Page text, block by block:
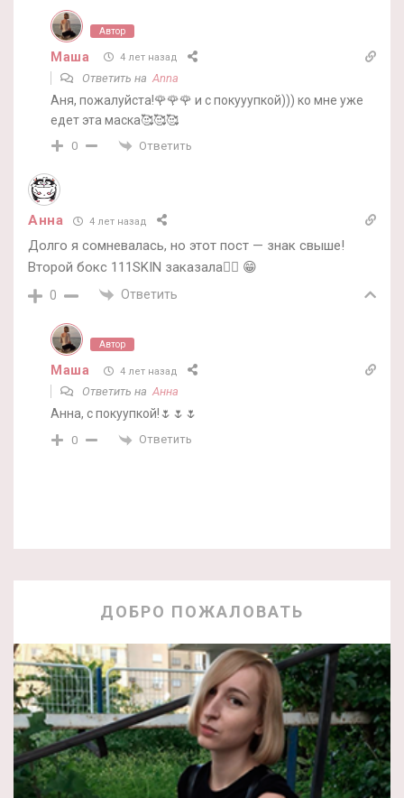
Автор
Маша 4 лет назад
Ответить на Anna
Аня, пожалуйста!🌹🌹🌹 и с покууупкой))) ко мне уже
едет эта маска🥰🥰🥰
0 Ответить
Анна 4 лет назад
Долго я сомневалась, но этот пост — знак свыше!
Второй бокс 111SKIN заказала🤦‍♀️ 😁
0 Ответить
Автор
Маша 4 лет назад
Ответить наАнна
Анна, с покуупкой!🌷🌷🌷
0 Ответить
ДОБРО ПОЖАЛОВАТЬ